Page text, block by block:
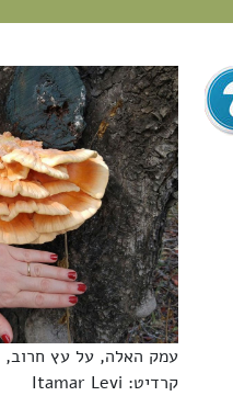
עמק האלה, על עץ חרוב, 10.10.15
קרדיט: Itamar Levi